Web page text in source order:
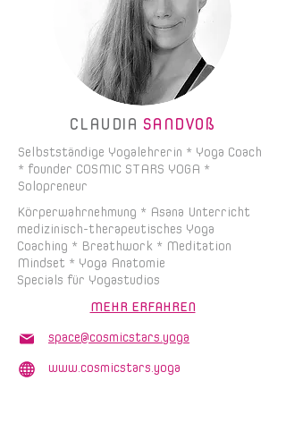
CLAUDIA SANDVOß
Selbstständige Yogalehrerin * Yoga Coach
* founder COSMIC STARS YOGA *
Solopreneur
Körperwahrnehmung * Asana Unterricht
medizinisch-therapeutisches Yoga
Coaching * Breathwork * Meditation
Mindset * Yoga Anatomie
Specials für Yogastudios
MEHR ERFAHREN
space@cosmicstars.yoga
www.cosmicstars.yoga